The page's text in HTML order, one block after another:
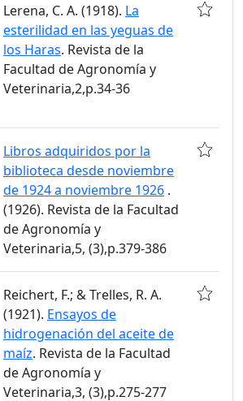
Lerena, C. A. (1918). La
esterilidad en las yeguas de
los Haras. Revista de la
Facultad de Agronomía y
Veterinaria,2,p.34-36
Libros adquiridos por la
biblioteca desde noviembre
de 1924 a noviembre 1926 .
(1926). Revista de la Facultad
de Agronomía y
Veterinaria,5, (3),p.379-386
Reichert, F.; & Trelles, R. A.
(1921). Ensayos de
hidrogenación del aceite de
maíz. Revista de la Facultad
de Agronomía y
Veterinaria,3, (3),p.275-277